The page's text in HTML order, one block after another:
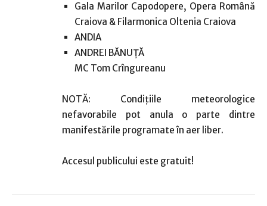
Gala Marilor Capodopere, Opera Română
Craiova & Filarmonica Oltenia Craiova
ANDIA
ANDREI BĂNUȚĂ
MC Tom Crîngureanu
NOTĂ: Condiţiile meteorologice
nefavorabile pot anula o parte dintre
manifestările programate în aer liber.
Accesul publicului este gratuit!